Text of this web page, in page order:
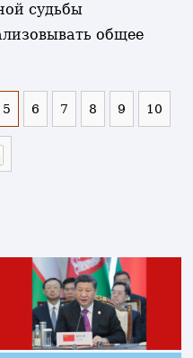
судьбы
общее
5 6 7 8 9 10